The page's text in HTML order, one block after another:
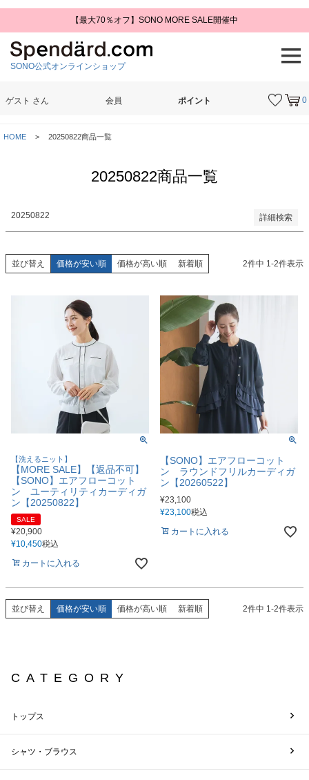
【最大70％オフ】SONO MORE SALE開催中
SONO公式オンラインショップ
0
ゲスト さん 会員 ポイント
HOME 20250822商品一覧
20250822商品一覧
20250822 詳細検索
予約商品のみを表示
並び順
優先度順
検索
並び替え 価格が安い順 価格が高い順 新着順 2件中 1-2件表示
【洗えるニット】
【MORE SALE】【返品不可】
【SONO】エアフローコット
ン ユーティリティカーディガ
ン【20250822】
SALE
¥20,900
¥10,450税込
カートに入れる
【SONO】エアフローコット
ン ラウンドフリルカーディガ
ン【20260522】
¥23,100
¥23,100税込
カートに入れる
並び替え 価格が安い順 価格が高い順 新着順 2件中 1-2件表示
CATEGORY
トップス
シャツ・ブラウス